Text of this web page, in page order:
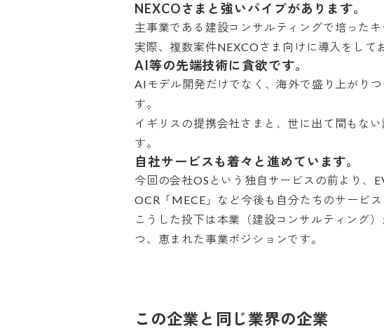
NEXCOさまと強いパイプがあります。
主事業である建設コンサルティングで培った
実際、複数案件NEXCOさま向けに導入をして
AI等の先端技術に貪欲です。
AIモデル開発だけでなく、海外で盛り上がり
す。
イギリスの提携会社さまと、世に出て間もな
す。
自社サービスも着々と進めています。
今回の会社OSという独自サービスの前より、
OCR「MECE」など今後も自分たちのサービス
こうした投下は本業（建設コンサルティング
つ、恵まれた事業ポジションです。
この企業と同じ業界の企業